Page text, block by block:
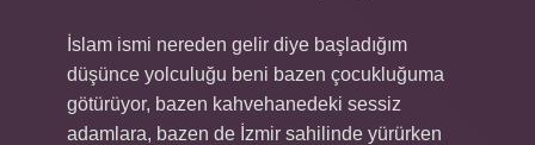
İslam ismi nereden gelir diye başladığım
düşünce yolculuğu beni bazen çocukluğuma
götürüyor, bazen kahvehanedeki sessiz
adamlara, bazen de İzmir sahilinde yürürken